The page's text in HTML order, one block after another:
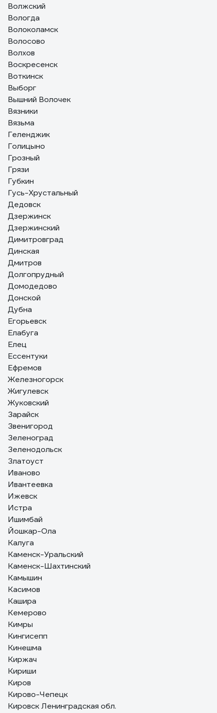
Волжский
Вологда
Волоколамск
Волосово
Волхов
Воскресенск
Воткинск
Выборг
Вышний Волочек
Вязники
Вязьма
Геленджик
Голицыно
Грозный
Грязи
Губкин
Гусь-Хрустальный
Дедовск
Дзержинск
Дзержинский
Димитровград
Динская
Дмитров
Долгопрудный
Домодедово
Донской
Дубна
Егорьевск
Елабуга
Елец
Ессентуки
Ефремов
Железногорск
Жигулевск
Жуковский
Зарайск
Звенигород
Зеленоград
Зеленодольск
Златоуст
Иваново
Ивантеевка
Ижевск
Истра
Ишимбай
Йошкар-Ола
Калуга
Каменск-Уральский
Каменск-Шахтинский
Камышин
Касимов
Кашира
Кемерово
Кимры
Кингисепп
Кинешма
Киржач
Кириши
Киров
Кирово-Чепецк
Кировск Ленинградская обл.